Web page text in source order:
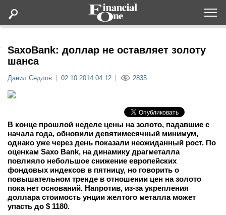
Статьи
Lifestyle
Мероприятия
Новости
Интервью
SaxoBank: доллар не оставляет золоту
шанса
Данил Седлов 02.10.2014 04:12 2835
В конце прошлой неделе цены на золото, падавшие с
начала года, обновили девятимесячный минимум,
однако уже через день показали неожиданный рост. По
оценкам Saxo Bank, на динамику драгметалла
повлияло небольшое снижение европейских
фондовых индексов в пятницу, но говорить о
повышательном тренде в отношении цен на золото
пока нет оснований. Напротив, из-за укрепления
доллара стоимость унции желтого металла может
упасть до $ 1180.